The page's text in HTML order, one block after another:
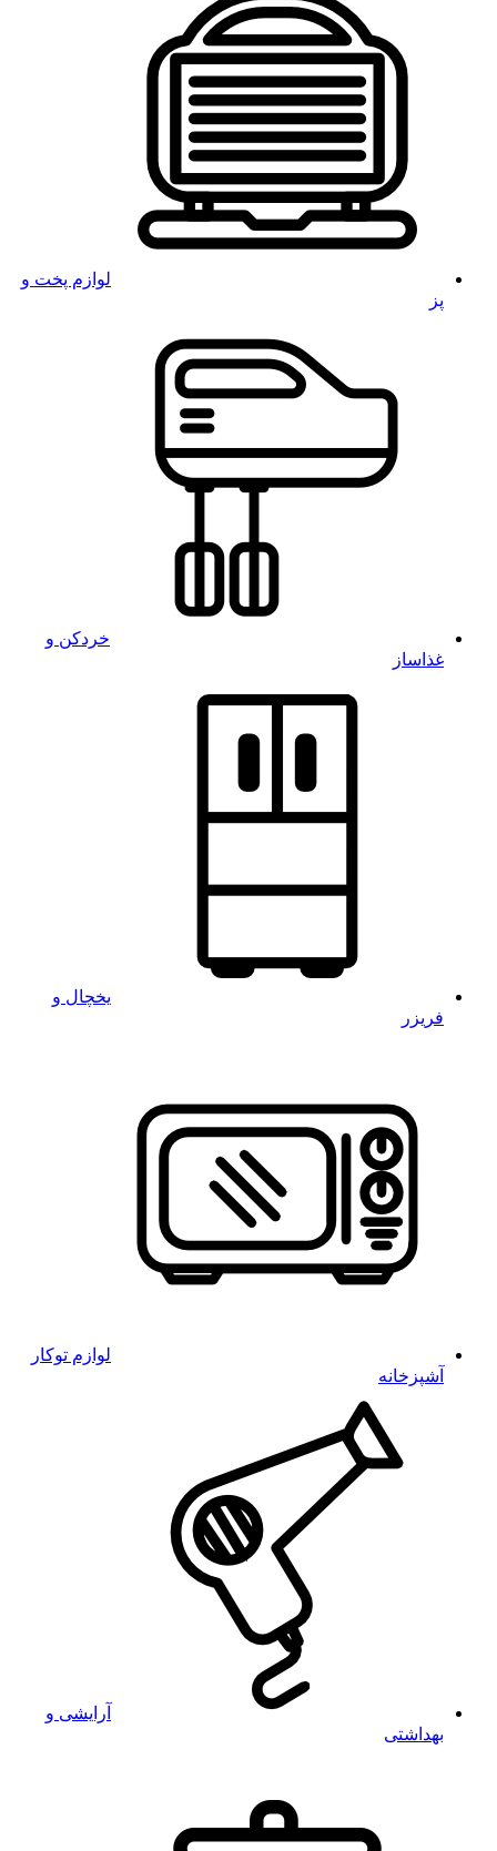
لوازم پخت و
پز
خردکن و
غذاساز
یخچال و
فریزر
لوازم توکار
آشپزخانه
آرایشی و
بهداشتی